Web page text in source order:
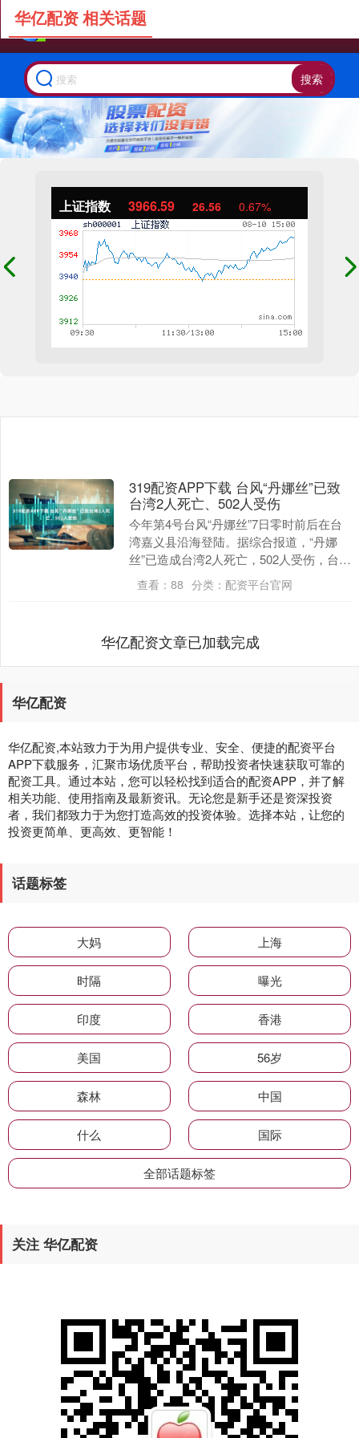
搜索
上证指数 3966.59 26.56 0.67%
华亿配资 相关话题
319配资APP下载 台风“丹娜丝”已致
台湾2人死亡、502人受伤
今年第4号台风“丹娜丝”7日零时前后在台
湾嘉义县沿海登陆。据综合报道，“丹娜
丝”已造成台湾2人死亡，502人受伤，台湾
多地停电、停水。（央视新闻）....
查看： 88 分类： 配资平台官网
华亿配资文章已加载完成
华亿配资
华亿配资,本站致力于为用户提供专业、安全、便捷的配资平台
APP下载服务，汇聚市场优质平台，帮助投资者快速获取可靠的
配资工具。通过本站，您可以轻松找到适合的配资APP，并了解
相关功能、使用指南及最新资讯。无论您是新手还是资深投资
者，我们都致力于为您打造高效的投资体验。选择本站，让您的
投资更简单、更高效、更智能！
话题标签
大妈 上海
时隔 曝光
印度 香港
美国 56岁
森林 中国
什么 国际
全部话题标签
关注 华亿配资